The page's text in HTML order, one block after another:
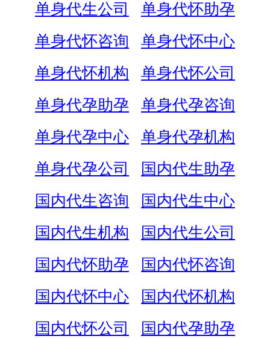
单身代生公司
单身代怀助孕
单身代怀咨询
单身代怀中心
单身代怀机构
单身代怀公司
单身代孕助孕
单身代孕咨询
单身代孕中心
单身代孕机构
单身代孕公司
国内代生助孕
国内代生咨询
国内代生中心
国内代生机构
国内代生公司
国内代怀助孕
国内代怀咨询
国内代怀中心
国内代怀机构
国内代怀公司
国内代孕助孕